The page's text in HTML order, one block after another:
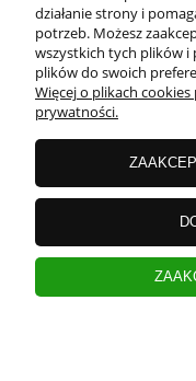
działanie strony i
potrzeb. Możesz
wszystkich tych plików i
plików do swoich
Więcej o plikach
prywatności.